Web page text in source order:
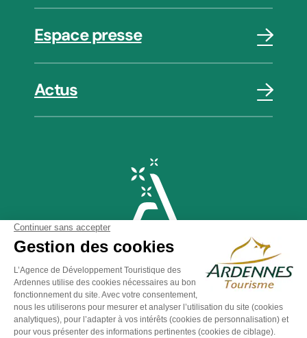
Espace presse
Actus
Plan du site - Politique de confidentialité Mentions légales -
Éditer mes cookies -
Made with byIRIS Interactive